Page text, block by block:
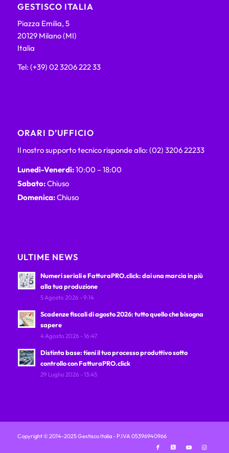
GESTISCO ITALIA
Piazza Emilia, 5
20129 Milano (MI)
Italia
Tel: (+39) 02 3206 222 33
ORARI D’UFFICIO
Il nostro supporto tecnico risponde allo: (02) 3206 22233
Lunedì-Venerdì:10:00 – 18:00
Sabato:Chiuso
Domenica:Chiuso
ULTIME NEWS
Numeri seriali e FatturaPRO.click: dai una marcia in più
alla tua produzione
5 Agosto 2026 - 9:14
Scadenze fiscali di agosto 2026: tutto quello che bisogna
sapere
4 Agosto 2026 - 16:47
Distinta base: tieni il tuo processo produttivo sotto
controllo con FatturaPRO.click
29 Luglio 2026 - 13:45
Copyright © 2014-2025 Gestisco Italia - P.IVA 05396940966